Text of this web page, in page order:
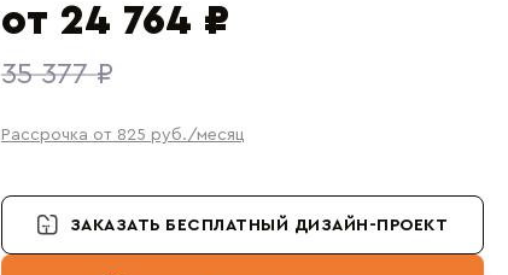
от 24 764 ₽
35 377 ₽
Рассрочка от 825 руб./месяц
ЗАКАЗАТЬ БЕСПЛАТНЫЙ ДИЗАЙН-ПРОЕКТ